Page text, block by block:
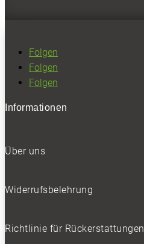
Folgen
Folgen
Folgen
Informationen
Über uns
Widerrufsbelehrung
Richtlinie für Rückerstattungen